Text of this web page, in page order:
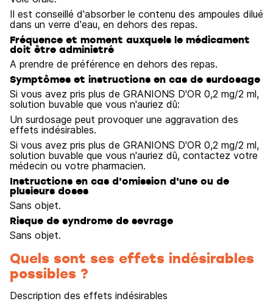
Il est conseillé d'absorber le contenu des ampoules dilué
dans un verre d'eau, en dehors des repas.
Fréquence et moment auxquels le médicament
doit être administré
A prendre de préférence en dehors des repas.
Symptômes et instructions en cas de surdosage
Si vous avez pris plus de GRANIONS D'OR 0,2 mg/2 ml,
solution buvable que vous n'auriez dû:
Un surdosage peut provoquer une aggravation des
effets indésirables.
Si vous avez pris plus de GRANIONS D'OR 0,2 mg/2 ml,
solution buvable que vous n'auriez dû, contactez votre
médecin ou votre pharmacien.
Instructions en cas d'omission d'une ou de
plusieurs doses
Sans objet.
Risque de syndrome de sevrage
Sans objet.
Quels sont ses effets indésirables
possibles ?
Description des effets indésirables